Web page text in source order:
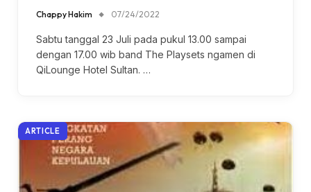
Chappy Hakim 07/24/2022
Sabtu tanggal 23 Juli pada pukul 13.00 sampai
dengan 17.00 wib band The Playsets ngamen di
QiLounge Hotel Sultan. …
ARTICLE